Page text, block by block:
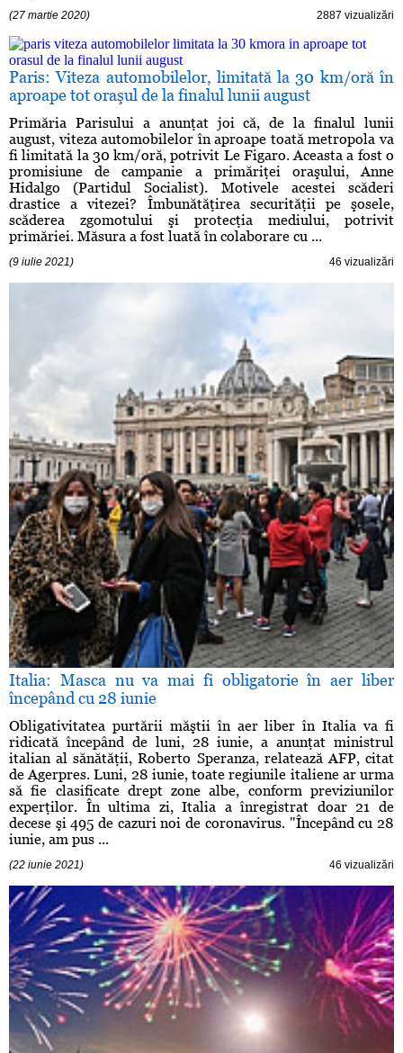
(27 martie 2020) 2887 vizualizări
Paris: Viteza automobilelor, limitată la 30 km/oră în
aproape tot oraşul de la finalul lunii august
Primăria Parisului a anunţat joi că, de la finalul lunii
august, viteza automobilelor în aproape toată metropola va
fi limitată la 30 km/oră, potrivit Le Figaro. Aceasta a fost o
promisiune de campanie a primăriţei oraşului, Anne
Hidalgo (Partidul Socialist). Motivele acestei scăderi
drastice a vitezei? Îmbunătăţirea securităţii pe şosele,
scăderea zgomotului şi protecţia mediului, potrivit
primăriei. Măsura a fost luată în colaborare cu ...
(9 iulie 2021) 46 vizualizări
Italia: Masca nu va mai fi obligatorie în aer liber
începând cu 28 iunie
Obligativitatea purtării măştii în aer liber în Italia va fi
ridicată începând de luni, 28 iunie, a anunţat ministrul
italian al sănătăţii, Roberto Speranza, relatează AFP, citat
de Agerpres. Luni, 28 iunie, toate regiunile italiene ar urma
să fie clasificate drept zone albe, conform previziunilor
experţilor. În ultima zi, Italia a înregistrat doar 21 de
decese şi 495 de cazuri noi de coronavirus. "Începând cu 28
iunie, am pus ...
(22 iunie 2021) 46 vizualizări